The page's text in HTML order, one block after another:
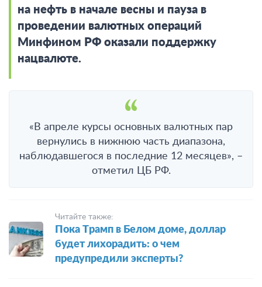
на нефть в начале весны и пауза в
проведении валютных операций
Минфином РФ оказали поддержку
нацвалюте.
«В апреле курсы основных валютных пар
вернулись в нижнюю часть диапазона,
наблюдавшегося в последние 12 месяцев», –
отметил ЦБ РФ.
Читайте также:
Пока Трамп в Белом доме, доллар
будет лихорадить: о чем
предупредили эксперты?